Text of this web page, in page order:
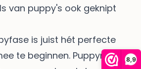
8,9
van puppy's ook geknipt
is juist hét perfecte
te beginnen. Puppynagels